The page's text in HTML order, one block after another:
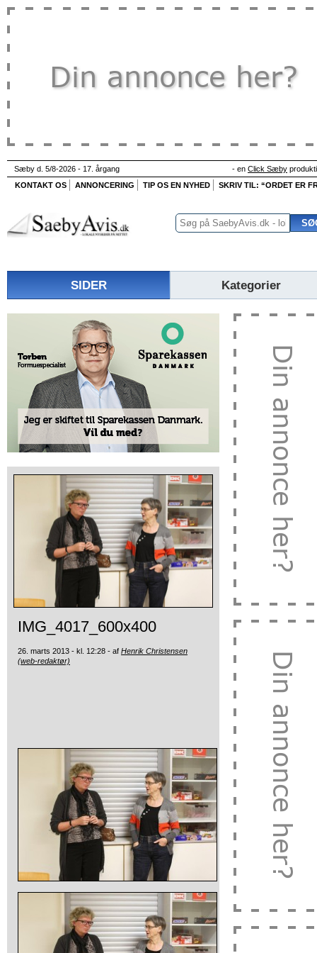
Sæby d. 5/8-2026 - 17. årgang - en Click Sæby
KONTAKT OS
ANNONCERING TIP OS EN NYHED SKRIV TIL: “ORDET ER
SIDER Kategorier
IMG_4017_600x400
26. marts 2013 - kl. 12:28 - af Henrik Christensen
(web-redaktør)